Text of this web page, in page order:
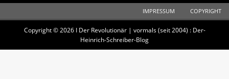
IMPRESSUM COPYRIGHT
Copyright © 2026 I Der Revolutionär | vormals (seit 2004) : Der-
Heinrich-Schreiber-Blog